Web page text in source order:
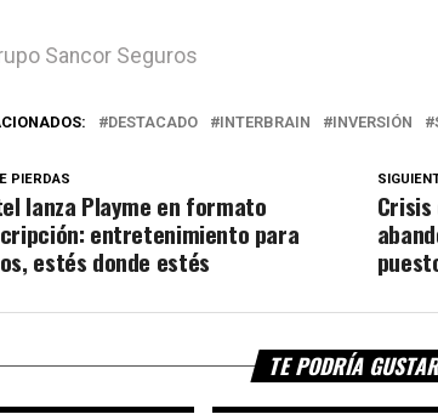
Sancor Seguros
DESTACADO INTERBRAIN INVERSIÓN
PIERDAS
lanza Playme en formato
entretenimiento para
estés donde estés
TE PODRÍA